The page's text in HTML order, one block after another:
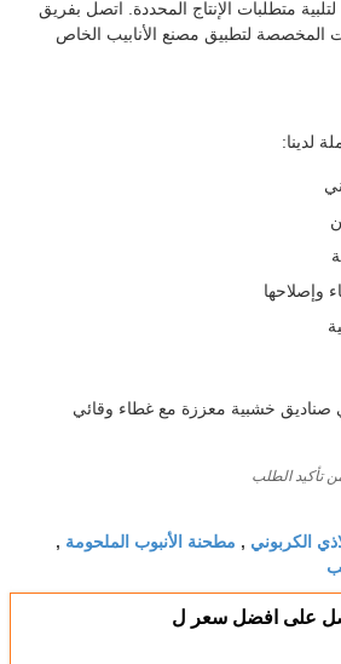
متطلبات الإنتاج المحددة. اتصل بفريق
المخصصة لتطبيق مصنع الأنابيب الخاص
لدينا:
وإصلاحها
صناديق خشبية معززة مع غطاء وقائي
الكربوني , مطحنة الأنبوب الملحومة ,
على افضل سعر ل